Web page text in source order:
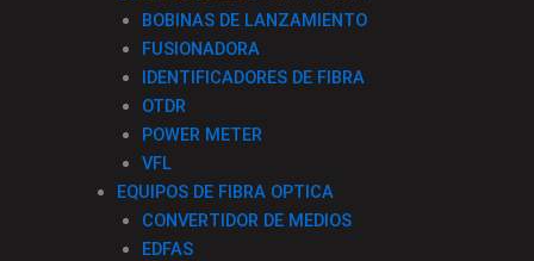
g
r
a
m
k d
i
n
BOBINAS DE LANZAMIENTO
FUSIONADORA
IDENTIFICADORES DE FIBRA
OTDR
POWER METER
VFL
EQUIPOS DE FIBRA OPTICA
CONVERTIDOR DE MEDIOS
EDFAS